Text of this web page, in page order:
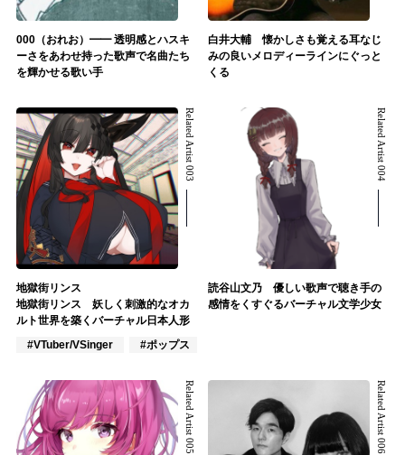
000（おれお）━━ 透明感とハスキ
ーさをあわせ持った歌声で名曲たち
を輝かせる歌い手
白井大輔 懐かしさも覚える耳なじ
みの良いメロディーラインにぐっと
くる
Related Artist 003
地獄街リンス
地獄街リンス 妖しく刺激的なオカ
ルト世界を築くバーチャル日本人形
#VTuber/VSinger
#ポップス
Related Artist 004
読谷山文乃 優しい歌声で聴き手の
感情をくすぐるバーチャル文学少女
Related Artist 005 Related Artist 006